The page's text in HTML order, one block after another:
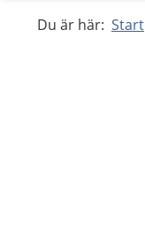
Du är här: Start